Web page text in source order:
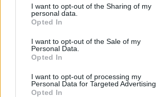
I want to opt-out of the Sharing of my
personal data.
Opted In
I want to opt-out of the Sale of my
Personal Data.
Opted In
I want to opt-out of processing my
Personal Data for Targeted Advertising.
Opted In
Sportas 2022-08-15